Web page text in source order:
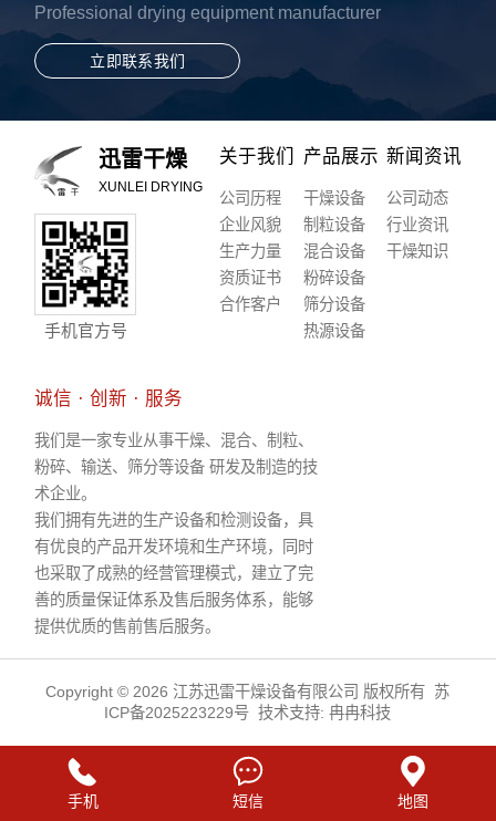
Professional drying equipment manufacturer
立即联系我们
迅雷干燥
XUNLEI DRYING
手机官方号
关于我们
公司历程
企业风貌
生产力量
资质证书
合作客户
产品展示
干燥设备
制粒设备
混合设备
粉碎设备
筛分设备
热源设备
新闻资讯
公司动态
行业资讯
干燥知识
诚信 · 创新 · 服务
我们是一家专业从事干燥、混合、制粒、
粉碎、输送、筛分等设备 研发及制造的技
术企业。
我们拥有先进的生产设备和检测设备，具
有优良的产品开发环境和生产环境，同时
也采取了成熟的经营管理模式，建立了完
善的质量保证体系及售后服务体系，能够
提供优质的售前售后服务。
Copyright © 2026 江苏迅雷干燥设备有限公司 版权所有 苏
ICP备2025223229号 技术支持:冉冉科技
手机 短信 地图